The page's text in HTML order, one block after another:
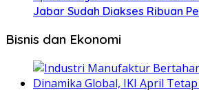
Jabar Sudah Diakses Ribuan
Bisnis dan Ekonomi